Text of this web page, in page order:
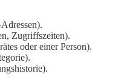
Zugriffszeiten).
oder einer Person).